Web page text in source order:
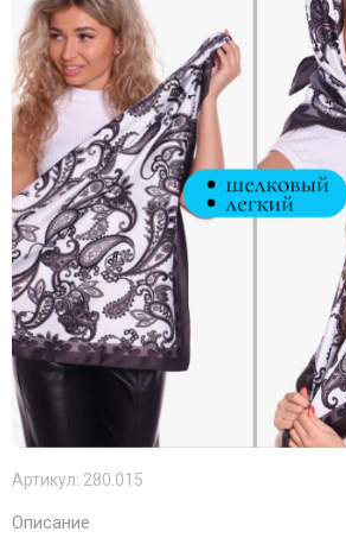
Артикул: 280.015
Описание